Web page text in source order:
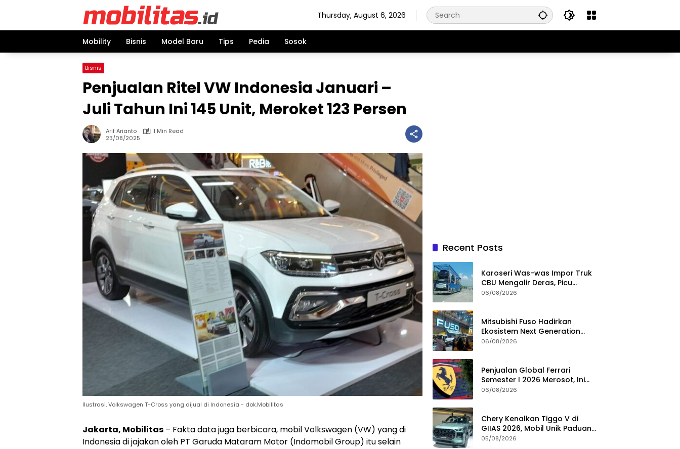
Thursday, August 6, 2026
Mobility Bisnis Model Baru Tips Pedia Sosok
Bisnis
Penjualan Ritel VW Indonesia Januari –
Juli Tahun Ini 145 Unit, Meroket 123 Persen
Arif Arianto
1 Min Read
23/08/2025
Ilustrasi, Volkswagen T-Cross yang dijual di Indonesia - dok.Mobilitas
Jakarta, Mobilitas – Fakta data juga berbicara, mobil Volkswagen (VW) yang di
Indonesia di jajakan oleh PT Garuda Mataram Motor (Indomobil Group) itu selain
Recent Posts
Karoseri Was-was Impor Truk
CBU Mengalir Deras, Picu
Persaingan Tak Sehat
06/08/2026
Mitsubishi Fuso Hadirkan
Ekosistem Next Generation
Zero Down Time di GIIAS 2026
06/08/2026
Penjualan Global Ferrari
Semester I 2026 Merosot, Ini
Penyebabnya
06/08/2026
Chery Kenalkan Tiggo V di
GIIAS 2026, Mobil Unik Paduan
SUV, MPV, dan Double Cabin
05/08/2026